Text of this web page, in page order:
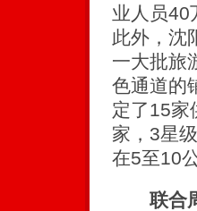
业人员40
此外，沈
一大批旅
色通道的
定了15家
家，3星
在5至10
联合